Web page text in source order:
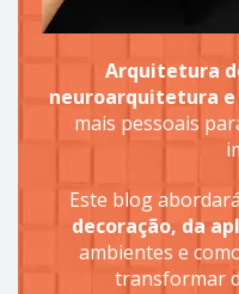
Arquitetura
neuroarquitetura e
mais pessoais
Este blog
decoração, da
ambientes e
transformar